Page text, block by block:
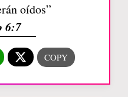
oídos”
6:7